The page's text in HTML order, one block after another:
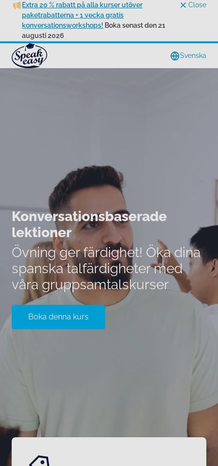
Extra 20 % rabatt på alla kurser utöver
paketrabatterna + 1 vecka gratis
konversationsworkshops! Boka senast den 21
augusti 2026
Close
Svenska
Konversationsbaserade
lektioner
Övning ger färdighet! Öka dina
spanska talfärdigheter med
våra gruppsamtalskurser
Boka denna kurs